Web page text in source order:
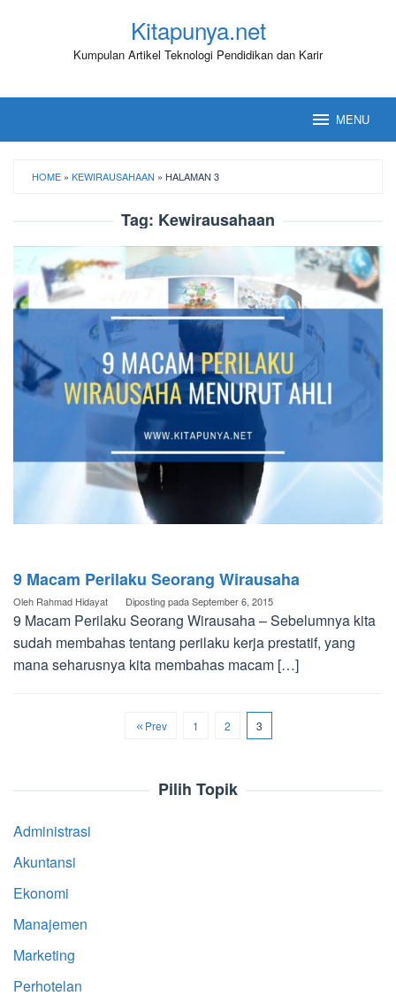
Kitapunya.net
Kumpulan Artikel Teknologi Pendidikan dan Karir
MENU
HOME » KEWIRAUSAHAAN » HALAMAN 3
Tag: Kewirausahaan
9 Macam Perilaku Seorang Wirausaha
Oleh Rahmad Hidayat Diposting padaSeptember 6, 2015
9 Macam Perilaku Seorang Wirausaha – Sebelumnya kita
sudah membahas tentang perilaku kerja prestatif, yang
mana seharusnya kita membahas macam […]
Prev 1 2 3
Pilih Topik
Administrasi
Akuntansi
Ekonomi
Manajemen
Marketing
Perhotelan